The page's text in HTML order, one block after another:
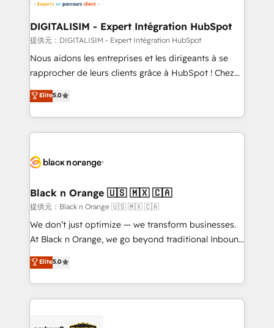
get more from your investment in HubSpot.
drive your business forward. Since 2015 we are fully
dedicated to HubSpot and with an experienced
team (50+), we work with reputable companies in
B2B sectors such as manufacturing, SaaS and
business services. We prepare a customized
impact of your digital transformation, including a
detailed financial rationale with a focus on ROI and
embark on a transformational journey that sets your
business up for long-term success. Unlock your
business. If not now, when?
DIGITALISIM - Expert Intégration HubSpot
提供元：DIGITALISIM - Expert Intégration HubSpot
Nous aidons les entreprises et les dirigeants à se
rapprocher de leurs clients grâce à HubSpot ! Chez
DIGITALISIM, nous avons l'intime conviction que la
réussite des entreprises passe par l’innovation web,
le marketing digital, et la relation client ! C'est
pourquoi, nos experts sont à la fois capables de
référencement, votre stratégie digitale et le pilotage
projet HubSpot avec DIGITALISIM : 🧽 Nettoyage,
migration et intégration des bases de données. 🚀
Développement des interfaces avec vos logiciels
métiers ⚙️ Configuration de la plateforme HubSpot
Book Process & Guidelines utilisateurs 🎓
Formations des utilisateurs
Elite5.0
Black n Orange 🇺🇸 🇲🇽 🇨🇦
提供元：Black n Orange 🇺🇸 🇲🇽 🇨🇦
We don’t just optimize — we transform businesses.
At Black n Orange, we go beyond traditional Inbound
Marketing with our exclusive methodologies:
BOOMS and BOOST. Together, they form a powerful
combination that has driven success for over 800
businesses worldwide. As Elite HubSpot Partners, we
Elite5.0